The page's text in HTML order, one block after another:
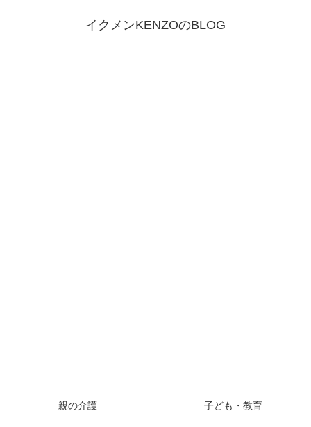
イクメンKENZOのBLOG
親の介護 子ども・教育